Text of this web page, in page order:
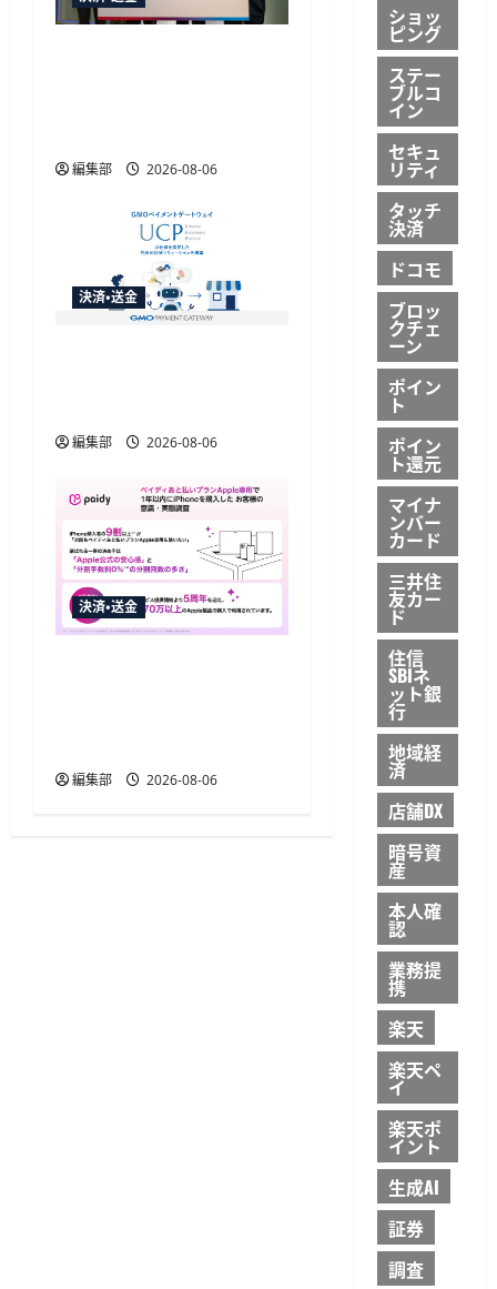
編集部 2026-08-06
決済・送金
編集部 2026-08-06
決済・送金
編集部 2026-08-06
ショッ
ピング
ステー
ブルコ
イン
セキュ
リティ
タッチ
決済
ドコモ
ブロッ
クチェ
ーン
ポイン
ト
ポイン
ト還元
マイナ
ンバー
カード
三井住
友カー
ド
住信
SBIネ
ット銀
行
地域経
済
店舗DX
暗号資
産
本人確
認
業務提
携
楽天
楽天ペ
イ
楽天ポ
イント
生成AI
証券
調査